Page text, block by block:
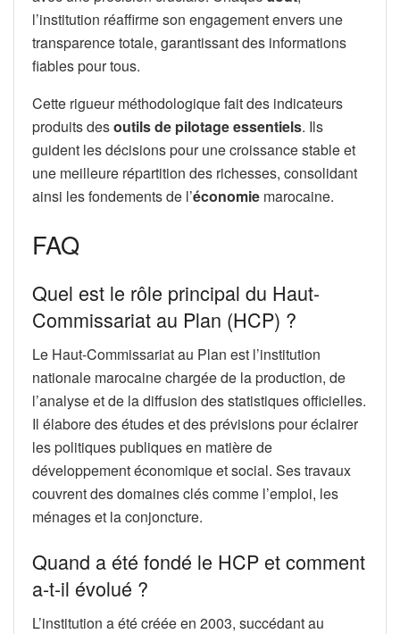
l’institution réaffirme son engagement envers une
transparence totale, garantissant des informations
fiables pour tous.
Cette rigueur méthodologique fait des indicateurs
produits desoutils de pilotage essentiels. Ils
guident les décisions pour une croissance stable et
une meilleure répartition des richesses, consolidant
ainsi les fondements de l’économie marocaine.
FAQ
Quel est le rôle principal du Haut-
Commissariat au Plan (HCP) ?
Le Haut-Commissariat au Plan est l’institution
nationale marocaine chargée de la production, de
l’analyse et de la diffusion des statistiques officielles.
Il élabore des études et des prévisions pour éclairer
les politiques publiques en matière de
développement économique et social. Ses travaux
couvrent des domaines clés comme l’emploi, les
ménages et la conjoncture.
Quand a été fondé le HCP et comment
a-t-il évolué ?
L’institution a été créée en 2003, succédant au